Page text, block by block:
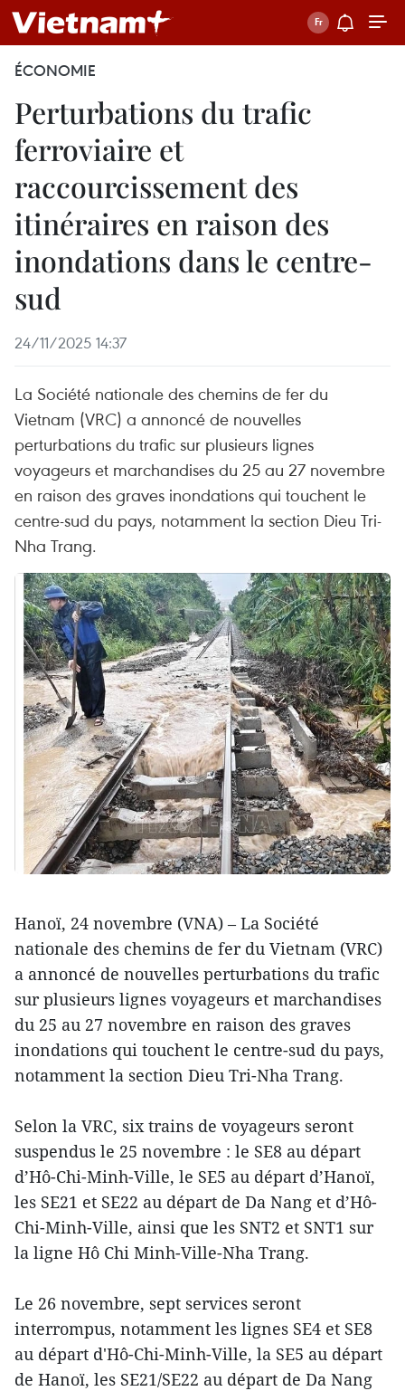
ÉCONOMIE
Perturbations du trafic
ferroviaire et
raccourcissement des
itinéraires en raison des
inondations dans le centre-
sud
24/11/2025 14:37
La Société nationale des chemins de fer du
Vietnam (VRC) a annoncé de nouvelles
perturbations du trafic sur plusieurs lignes
voyageurs et marchandises du 25 au 27 novembre
en raison des graves inondations qui touchent le
centre-sud du pays, notamment la section Dieu Tri-
Nha Trang.
Hanoï, 24 novembre (VNA) – La Société
nationale des chemins de fer du Vietnam (VRC)
a annoncé de nouvelles perturbations du trafic
sur plusieurs lignes voyageurs et marchandises
du 25 au 27 novembre en raison des graves
inondations qui touchent le centre-sud du pays,
notamment la section Dieu Tri-Nha Trang.
Selon la VRC, six trains de voyageurs seront
suspendus le 25 novembre : le SE8 au départ
d’Hô-Chi-Minh-Ville, le SE5 au départ d’Hanoï,
les SE21 et SE22 au départ de Da Nang et d’Hô-
Chi-Minh-Ville, ainsi que les SNT2 et SNT1 sur
la ligne Hô Chi Minh-Ville-Nha Trang.
Le 26 novembre, sept services seront
interrompus, notamment les lignes SE4 et SE8
au départ d'Hô-Chi-Minh-Ville, la SE5 au départ
de Hanoï, les SE21/SE22 au départ de Da Nang